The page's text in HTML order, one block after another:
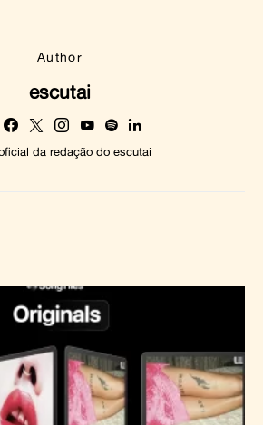
Author
escutai
da redação do escutai